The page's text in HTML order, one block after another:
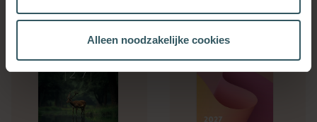
Alleen noodzakelijke cookies